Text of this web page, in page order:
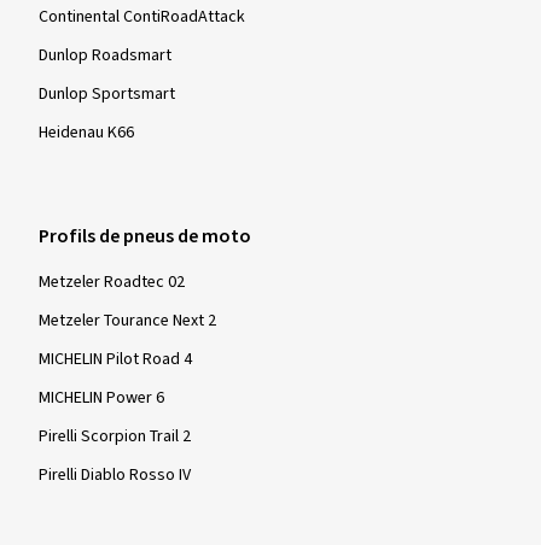
Continental ContiRoadAttack
Dunlop Roadsmart
Dunlop Sportsmart
Heidenau K66
Profils de pneus de moto
Metzeler Roadtec 02
Metzeler Tourance Next 2
MICHELIN Pilot Road 4
MICHELIN Power 6
Pirelli Scorpion Trail 2
Pirelli Diablo Rosso IV